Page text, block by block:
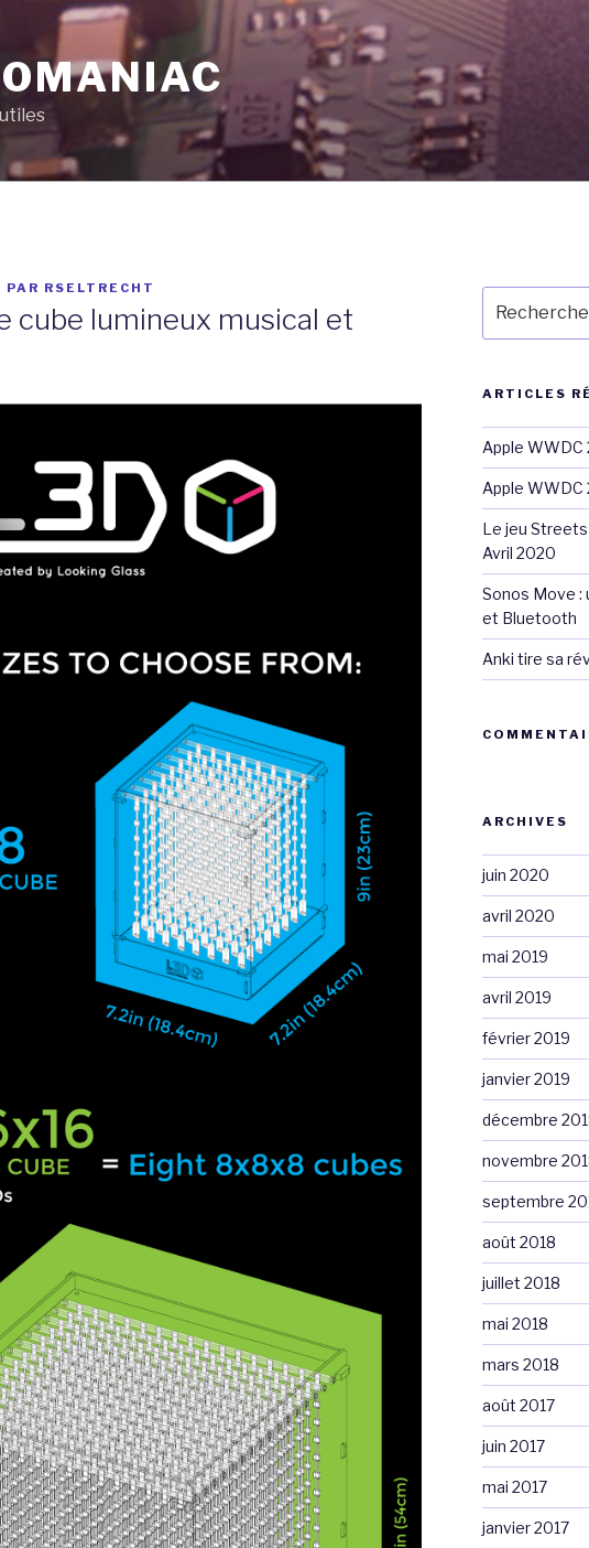
PAR RSELTRECHT
cube lumineux musical et
pour
:
ARTICLES
Apple WWDC
Apple WWDC
Le jeu
Avril 2020
Sonos Move :
et Bluetooth
Anki tire sa
ARCHIVES
juin 2020
avril 2020
mai 2019
avril 2019
février 2019
janvier 2019
décembre
novembre
septembre
août 2018
juillet 2018
mai 2018
mars 2018
août 2017
juin 2017
mai 2017
janvier 2017